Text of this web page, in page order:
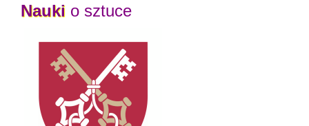
Nauki o sztuce